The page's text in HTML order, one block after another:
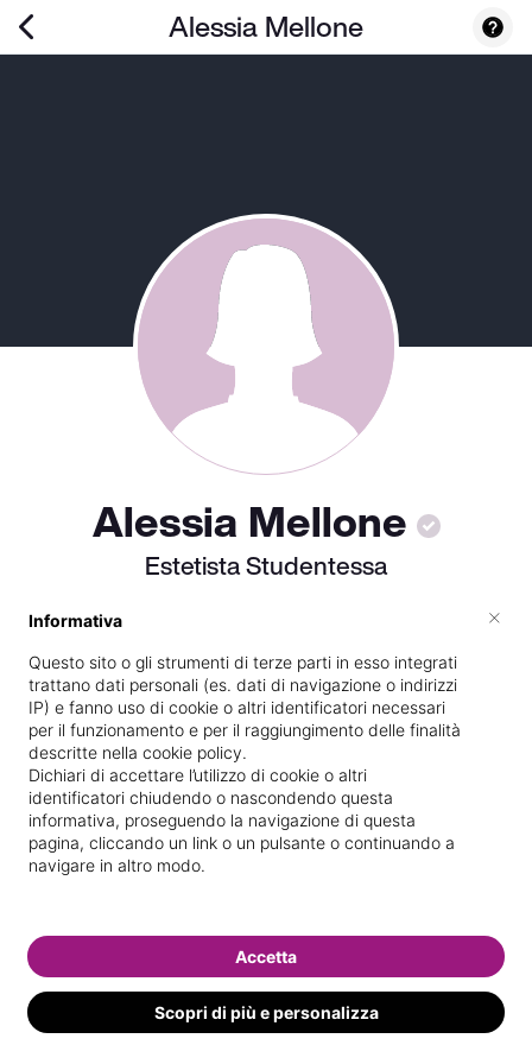
Alessia Mellone
Alessia Mellone
Estetista Studentessa
Nella vita, bisogna andare avanti
nonostante tutti gli ostacoli che ci
troviamo di fronte e non arrendersi mai
😌 Tutto serve sia le cose positive che ti
rendono felice, sia le cose negative che
feriscono ma ci aiutano a crescere e a
migliorarsi😏 Bisogna combattere e
lottare per ottenere quel che si vuole🙈
#staystrong💪
Vedi le informazioni di Alessia
Informativa
Questo sito o gli strumenti di terze parti in esso integrati
trattano dati personali (es. dati di navigazione o indirizzi
IP) e fanno uso di cookie o altri identificatori necessari
per il funzionamento e per il raggiungimento delle finalità
descritte nella cookie policy.
Dichiari di accettare l’utilizzo di cookie o altri
identificatori chiudendo o nascondendo questa
informativa, proseguendo la navigazione di questa
pagina, cliccando un link o un pulsante o continuando a
navigare in altro modo.
Scopri di più e personalizza
Accetta
×